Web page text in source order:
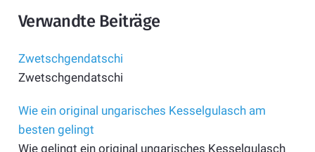
Verwandte Beiträge
Zwetschgendatschi
Zwetschgendatschi
Wie ein original ungarisches Kesselgulasch am
besten gelingt
Wie gelingt ein original ungarisches Kesselgulasch